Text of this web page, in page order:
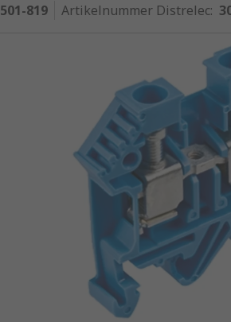
501-819 Artikelnummer Distrelec: